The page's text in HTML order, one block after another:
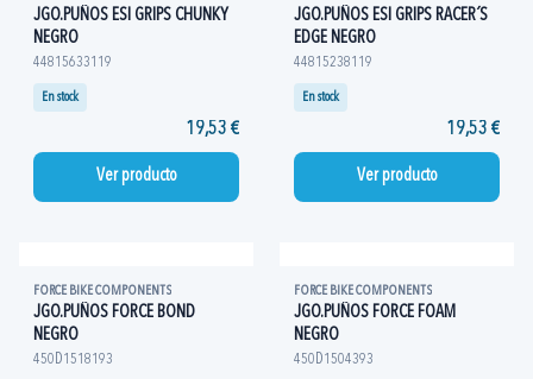
JGO.PUÑOS ESI GRIPS CHUNKY
NEGRO
44815633119
En stock
19,53 €
Ver producto
JGO.PUÑOS ESI GRIPS RACER´S
EDGE NEGRO
44815238119
En stock
19,53 €
Ver producto
FORCE BIKE COMPONENTS
JGO.PUÑOS FORCE BOND
NEGRO
450D1518193
FORCE BIKE COMPONENTS
JGO.PUÑOS FORCE FOAM
NEGRO
450D1504393